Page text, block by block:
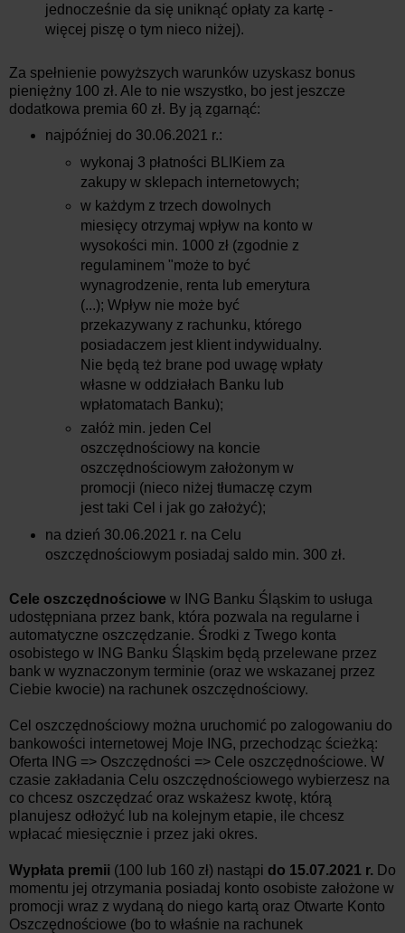
jednocześnie da się uniknąć opłaty za kartę -
więcej piszę o tym nieco niżej).
Za spełnienie powyższych warunków uzyskasz bonus
pieniężny 100 zł. Ale to nie wszystko, bo jest jeszcze
dodatkowa premia 60 zł. By ją zgarnąć:
najpóźniej do 30.06.2021 r.:
wykonaj 3 płatności BLIKiem za
zakupy w sklepach internetowych;
w każdym z trzech dowolnych
miesięcy otrzymaj wpływ na konto w
wysokości min. 1000 zł (zgodnie z
regulaminem "może to być
wynagrodzenie, renta lub emerytura
(...); Wpływ nie może być
przekazywany z rachunku, którego
posiadaczem jest klient indywidualny.
Nie będą też brane pod uwagę wpłaty
własne w oddziałach Banku lub
wpłatomatach Banku);
załóż min. jeden Cel
oszczędnościowy na koncie
oszczędnościowym założonym w
promocji (nieco niżej tłumaczę czym
jest taki Cel i jak go założyć);
na dzień 30.06.2021 r. na Celu
oszczędnościowym posiadaj saldo min. 300 zł.
Cele oszczędnościowe w ING Banku Śląskim to usługa
udostępniana przez bank, która pozwala na regularne i
automatyczne oszczędzanie. Środki z Twego konta
osobistego w ING Banku Śląskim będą przelewane przez
bank w wyznaczonym terminie (oraz we wskazanej przez
Ciebie kwocie) na rachunek oszczędnościowy.
Cel oszczędnościowy można uruchomić po zalogowaniu do
bankowości internetowej Moje ING, przechodząc ścieżką:
Oferta ING => Oszczędności => Cele oszczędnościowe. W
czasie zakładania Celu oszczędnościowego wybierzesz na
co chcesz oszczędzać oraz wskażesz kwotę, którą
planujesz odłożyć lub na kolejnym etapie, ile chcesz
wpłacać miesięcznie i przez jaki okres.
Wypłata premii (100 lub 160 zł) nastąpi do 15.07.2021 r. Do
momentu jej otrzymania posiadaj konto osobiste założone w
promocji wraz z wydaną do niego kartą oraz Otwarte Konto
Oszczędnościowe (bo to właśnie na rachunek